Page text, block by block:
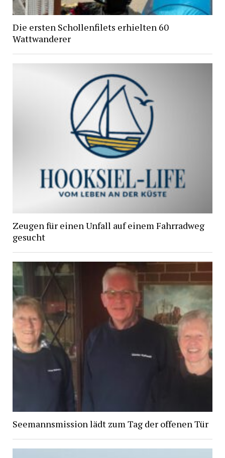
Die ersten Schollenfilets erhielten 60
Wattwanderer
Zeugen für einen Unfall auf einem Fahrradweg
gesucht
Seemannsmission lädt zum Tag der offenen Tür